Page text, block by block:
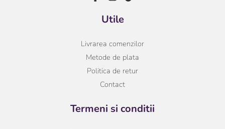
Utile
Livrarea comenzilor
Metode de plata
Politica de retur
Contact
Termeni si conditii